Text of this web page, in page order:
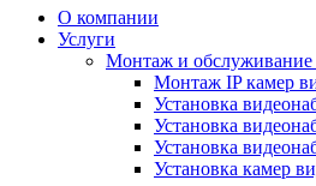
О компании
Услуги
Монтаж и обслуживание
Монтаж IP камер
Установка
Установка
Установка
Установка камер